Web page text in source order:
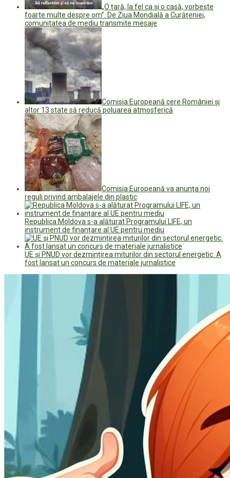
„O țară, la fel ca și o casă, vorbește
foarte multe despre om”. De Ziua Mondială a Curățeniei,
comunitatea de mediu transmite mesaje
Comisia Europeană cere României și
altor 13 state să reducă poluarea atmosferică
Comisia Europeană va anunţa noi
reguli privind ambalajele din plastic
Republica Moldova s-a alăturat Programului LIFE, un
instrument de finanțare al UE pentru mediu
UE și PNUD vor dezmințirea miturilor din sectorul energetic. A
fost lansat un concurs de materiale jurnalistice